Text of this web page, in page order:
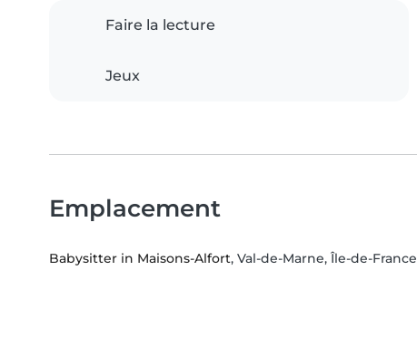
Faire la lecture
Jeux
Emplacement
Babysitter in Maisons-Alfort, Val-de-Marne, Île-de-France